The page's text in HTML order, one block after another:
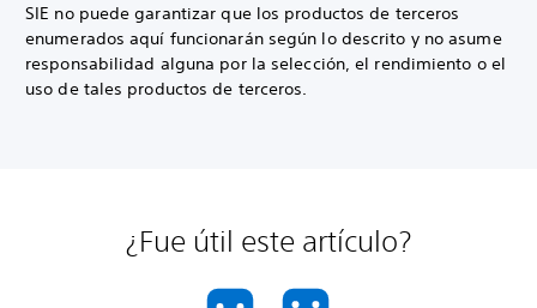
SIE no puede garantizar que los productos de terceros
enumerados aquí funcionarán según lo descrito y no asume
responsabilidad alguna por la selección, el rendimiento o el
uso de tales productos de terceros.
¿Fue útil este artículo?